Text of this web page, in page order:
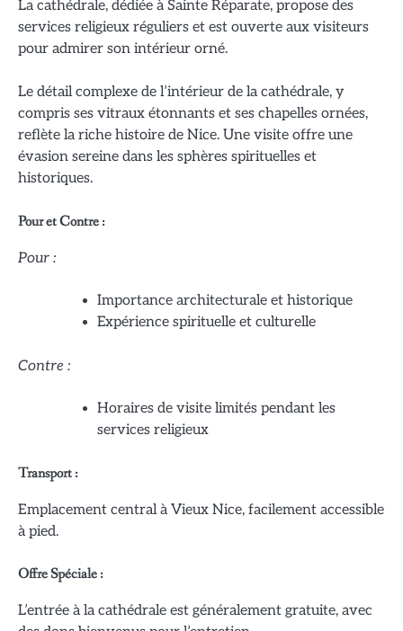
La cathédrale, dédiée à Sainte Réparate, propose des
services religieux réguliers et est ouverte aux visiteurs
pour admirer son intérieur orné.
Le détail complexe de l’intérieur de la cathédrale, y
compris ses vitraux étonnants et ses chapelles ornées,
reflète la riche histoire de Nice. Une visite offre une
évasion sereine dans les sphères spirituelles et
historiques.
Pour et Contre :
Pour :
Importance architecturale et historique
Expérience spirituelle et culturelle
Contre :
Horaires de visite limités pendant les
services religieux
Transport :
Emplacement central à Vieux Nice, facilement accessible
à pied.
Offre Spéciale :
L’entrée à la cathédrale est généralement gratuite, avec